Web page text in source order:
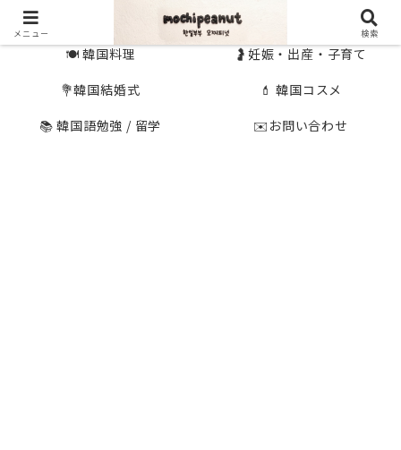
🍽 韓国料理
🤰妊娠・出産・子育て
💐韓国結婚式
💄 韓国コスメ
📚 韓国語勉強 / 留学
✉️お問い合わせ
メニュー 検索